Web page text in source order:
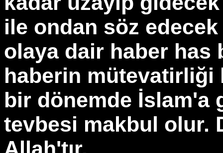
ile ondan söz
olaya dair haber has
haberin
bir dönemde İslam'a
tevbesi makbul olur.